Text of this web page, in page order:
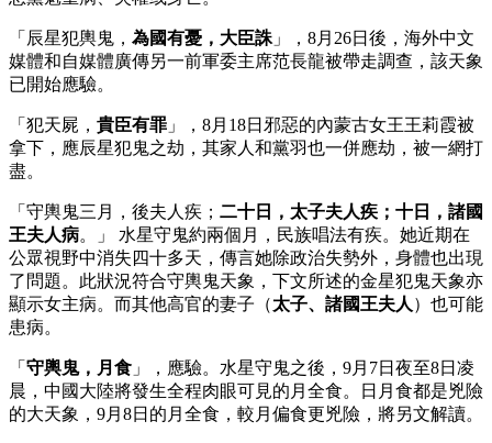
「辰星犯輿鬼， 為國有憂，大臣誅 」，8月26日後，海外中文
媒體和自媒體廣傳另一前軍委主席范長龍被帶走調查，該天象
已開始應驗。
「犯天屍， 貴臣有罪 」，8月18日邪惡的內蒙古女王王莉霞被
拿下，應辰星犯鬼之劫，其家人和黨羽也一併應劫，被一網打
盡。
「守輿鬼三月，後夫人疾； 二十日，太子夫人疾；十日，諸國
王夫人病。」 水星守鬼約兩個月，民族唱法有疾。她近期在
公眾視野中消失四十多天，傳言她除政治失勢外，身體也出現
了問題。此狀況符合守輿鬼天象，下文所述的金星犯鬼天象亦
顯示女主病。而其他高官的妻子（太子、諸國王夫人 ）也可能
患病。
「 守輿鬼，月食 」，應驗。水星守鬼之後，9月7日夜至8日凌
晨，中國大陸將發生全程肉眼可見的月全食。日月食都是兇險
的大天象，9月8日的月全食，較月偏食更兇險，將另文解讀。